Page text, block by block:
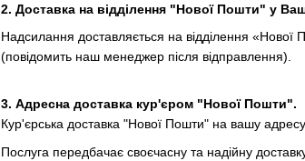
2. Доставка на відділення "Нової Пошти" у
Надсилання доставляється на відділення
(повідомить наш менеджер після відправлення).
3. Адресна доставка кур'єром "Нової Пошти".
Кур'єрська доставка "Нової Пошти" на вашу
Послуга передбачає своєчасну та надійну